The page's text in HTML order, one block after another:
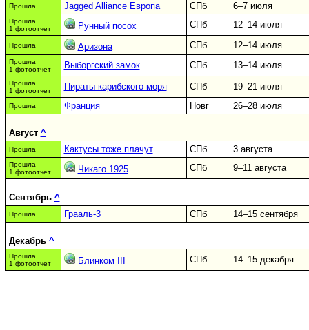
Прошла Jagged Alliance Европа СПб 6–7 июля
Прошла
1 фотоотчет
Рунный посох СПб 12–14 июля
Прошла Аризона СПб 12–14 июля
Прошла
1 фотоотчет
Выборгский замок СПб 13–14 июля
Прошла
1 фотоотчет
Пираты карибского моря СПб 19–21 июля
Прошла Франция Новг 26–28 июля
Август ^
Прошла Кактусы тоже плачут СПб 3 августа
Прошла
1 фотоотчет
Чикаго 1925 СПб 9–11 августа
Сентябрь ^
Прошла Грааль-3 СПб 14–15 сентября
Декабрь ^
Прошла
1 фотоотчет
Блинком III СПб 14–15 декабря